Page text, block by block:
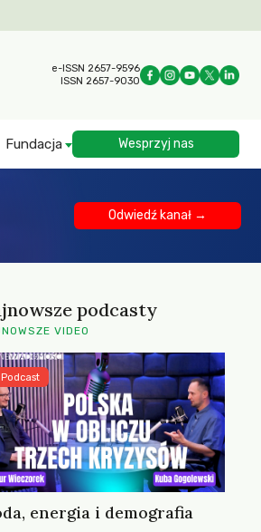
e-ISSN 2657-9596
ISSN 2657-9030
Fundacja Wesprzyj nas
Odwiedź kanał →
podcasty
VIDEO
energia i demografia
Podcast